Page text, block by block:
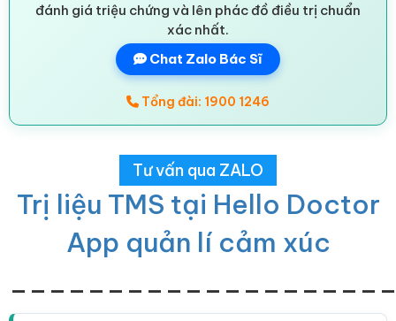
đánh giá triệu chứng và lên phác đồ điều trị chuẩn
xác nhất.
Chat Zalo Bác Sĩ
Tổng đài: 1900 1246
Tư vấn qua ZALO
Trị liệu TMS tại Hello Doctor
App quản lí cảm xúc